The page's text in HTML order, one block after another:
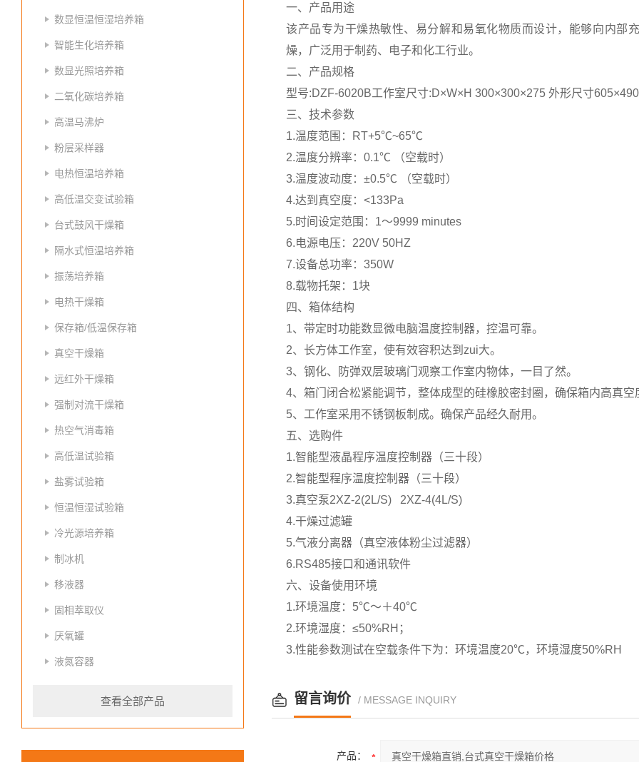
数显恒温恒湿培养箱
智能生化培养箱
数显光照培养箱
二氧化碳培养箱
高温马沸炉
粉层采样器
电热恒温培养箱
高低温交变试验箱
台式鼓风干燥箱
隔水式恒温培养箱
振荡培养箱
电热干燥箱
保存箱/低温保存箱
真空干燥箱
远红外干燥箱
强制对流干燥箱
热空气消毒箱
高低温试验箱
盐雾试验箱
恒温恒湿试验箱
冷光源培养箱
制冰机
移液器
固相萃取仪
厌氧罐
液氮容器
查看全部产品
一、产品用途
该产品专为干燥热敏性、易分解和易氧化物质而设计，能够向内部
燥，广泛用于制药、电子和化工行业。
二、产品规格
型号:DZF-6020B工作室尺寸:D×W×H 300×300×275 外形尺寸
三、技术参数
1.温度范围：RT+5℃~65℃
2.温度分辨率：0.1℃ （空载时）
3.温度波动度：±0.5℃ （空载时）
4.达到真空度：<133Pa
5.时间设定范围：1～9999 minutes
6.电源电压：220V 50HZ
7.设备总功率：350W
8.载物托架：1块
四、箱体结构
1、带定时功能数显微电脑温度控制器，控温可靠。
2、长方体工作室，使有效容积达到zui大。
3、钢化、防弹双层玻璃门观察工作室内物体，一目了然。
4、箱门闭合松紧能调节，整体成型的硅橡胶密封圈，确保箱内高真空
5、工作室采用不锈钢板制成。确保产品经久耐用。
五、选购件
1.智能型液晶程序温度控制器（三十段）
2.智能型程序温度控制器（三十段）
3.真空泵2XZ-2(2L/S) 2XZ-4(4L/S)
4.干燥过滤罐
5.气液分离器（真空液体粉尘过滤器）
6.RS485接口和通讯软件
六、设备使用环境
1.环境温度：5℃～＋40℃
2.环境湿度：≤50%RH；
3.性能参数测试在空载条件下为：环境温度20℃，环境湿度50%RH
留言询价 / MESSAGE INQUIRY
产品：